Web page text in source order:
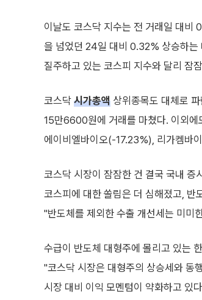
이날도 코스닥 지수는 전 거래일 대비
을 넘었던 24일 대비 0.32% 상승하
질주하고 있는 코스피 지수와 달리 잠
코스닥 시가총액 상위종목도 대체로
15만6600원에 거래를 마쳤다. 이외
에이비엘바이오(-17.23%), 리가켐바
코스닥 시장이 잠잠한 건 결국 국내 증
코스피에 대한 쏠림은 더 심해졌고, 반
"반도체를 제외한 수출 개선세는 미미
수급이 반도체 대형주에 몰리고 있는
"코스닥 시장은 대형주의 상승세와 동
시장 대비 이익 모멘텀이 약화하고 있